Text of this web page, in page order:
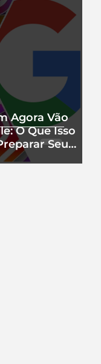
Agora Vão
O Que Isso
Seu